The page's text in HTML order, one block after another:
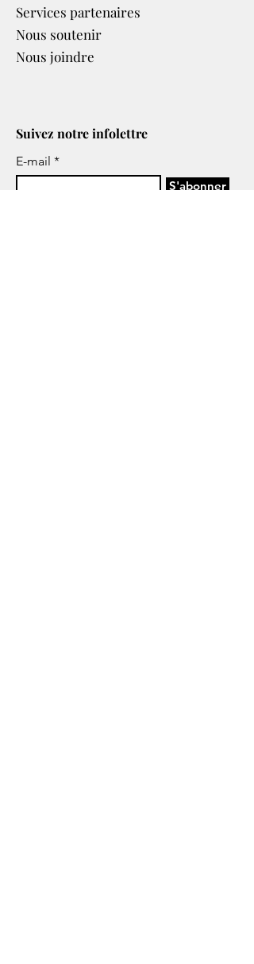
Services partenaires​
Nous soutenir
Nous joindre
Suivez notre infolettre
E-mail
S'abonner